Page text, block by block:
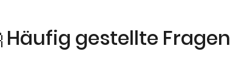
Häufig gestellte Fragen